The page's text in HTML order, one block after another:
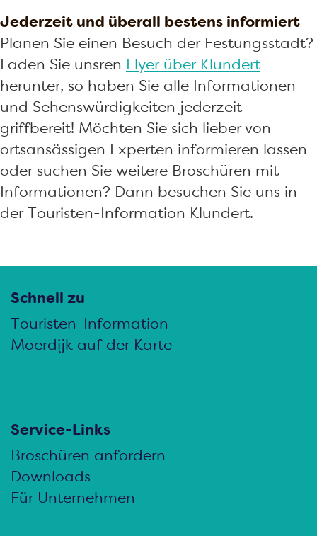
Jederzeit und überall bestens informiert
Planen Sie einen Besuch der Festungsstadt?
Laden Sie unsren Flyer über Klundert
herunter, so haben Sie alle Informationen
und Sehenswürdigkeiten jederzeit
griffbereit! Möchten Sie sich lieber von
ortsansässigen Experten informieren lassen
oder suchen Sie weitere Broschüren mit
Informationen? Dann besuchen Sie uns in
der Touristen-Information Klundert.
Schnell zu
Touristen-Information
Moerdijk auf der Karte
Service-Links
Broschüren anfordern
Downloads
Für Unternehmen